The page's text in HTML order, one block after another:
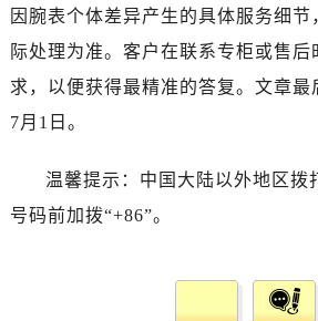
因腕表个体差异产生的具体服务细节
际处理为准。客户在联系专柜或售后
求，以便获得最精准的答复。文章最
7月1日。
温馨提示：中国大陆以外地区拨
号码前加拨“+86”。